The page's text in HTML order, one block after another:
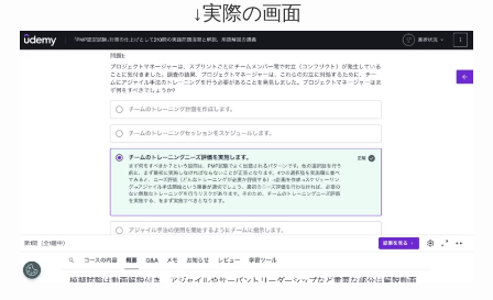
↓実際の画面